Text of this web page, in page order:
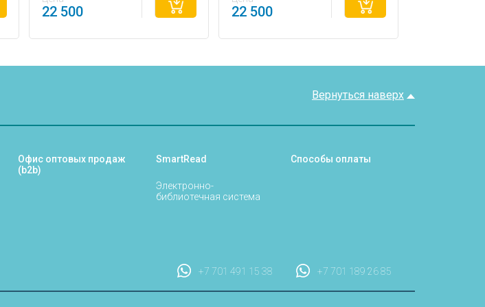
22 500 22 500
Вернуться наверх
Офис оптовых продаж
(b2b)
SmartRead
Электронно-
библиотечная система
Способы оплаты
+7 701 189 26 85
+7 701 491 15 38